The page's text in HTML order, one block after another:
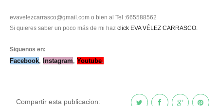
evavelezcarrasco@gmail.com o bien al Tel :665588562
Si quieres saber un poco más de mi haz click EVA VÉLEZ CARRASCO.
Siguenos en:
Facebook, Instagram, Youtube.
Compartir esta publicacion: